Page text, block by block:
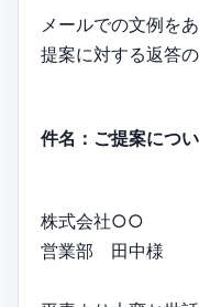
メールでの文例を
提案に対する返答の
件名：ご提案につ
株式会社○○
営業部 田中様